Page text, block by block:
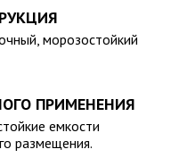
морозостойкий
ПРИМЕНЕНИЯ
емкости
размещения.